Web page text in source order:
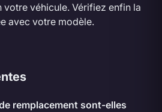
votre véhicule. Vérifiez enfin la
avec votre modèle.
remplacement sont-elles